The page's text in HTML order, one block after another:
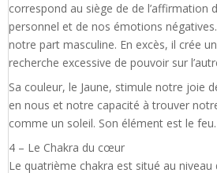
correspond au siège de de l’affirmation
personnel et de nos émotions
notre part masculine. En excès, il crée
recherche excessive de pouvoir sur
Sa couleur, le Jaune, stimule notre joie
en nous et notre capacité à trouver
comme un soleil. Son élément est le feu.
4 – Le Chakra du cœur
Le quatrième chakra est situé au